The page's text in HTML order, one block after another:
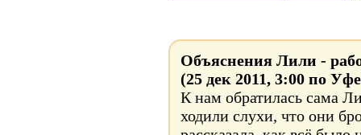
Объяснения Лили -
(25 дек 2011, 3:00 по
К нам обратилась сама
ходили слухи, что они